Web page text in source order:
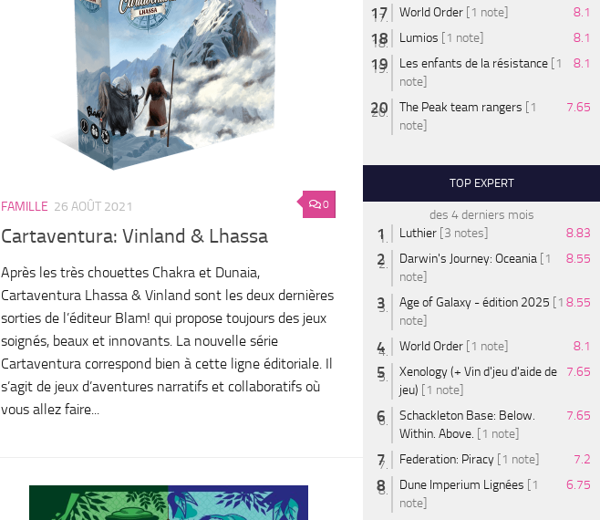
0
FAMILLE 26 AOÛT 2021
Cartaventura: Vinland & Lhassa
Après les très chouettes Chakra et Dunaia,
Cartaventura Lhassa & Vinland sont les deux dernières
sorties de l’éditeur Blam! qui propose toujours des jeux
soignés, beaux et innovants. La nouvelle série
Cartaventura correspond bien à cette ligne éditoriale. Il
s’agit de jeux d’aventures narratifs et collaboratifs où
vous allez faire...
World Order [1 note]
8.1
Lumios [1 note]
8.1
Les enfants de la résistance [1
note]
8.1
The Peak team rangers [1
note]
7.65
TOP EXPERT
des 4 derniers mois
Luthier [3 notes]
8.83
Darwin's Journey: Oceania [1
note]
8.55
Age of Galaxy - édition 2025 [1
note]
8.55
World Order [1 note]
8.1
Xenology (+ Vin d'jeu d'aide de
jeu) [1 note]
7.65
Schackleton Base: Below.
Within. Above. [1 note]
7.65
Federation: Piracy [1 note]
7.2
Dune Imperium Lignées [1
note]
6.75